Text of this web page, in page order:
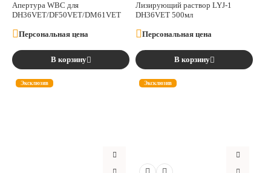
Апертура WBC для
DH36VET/DF50VET/DM61VET
Персональная цена
В корзину
Лизирующий раствор LYJ-1
DH36VET 500мл
Персональная цена
В корзину
Эксклюзив Эксклюзив